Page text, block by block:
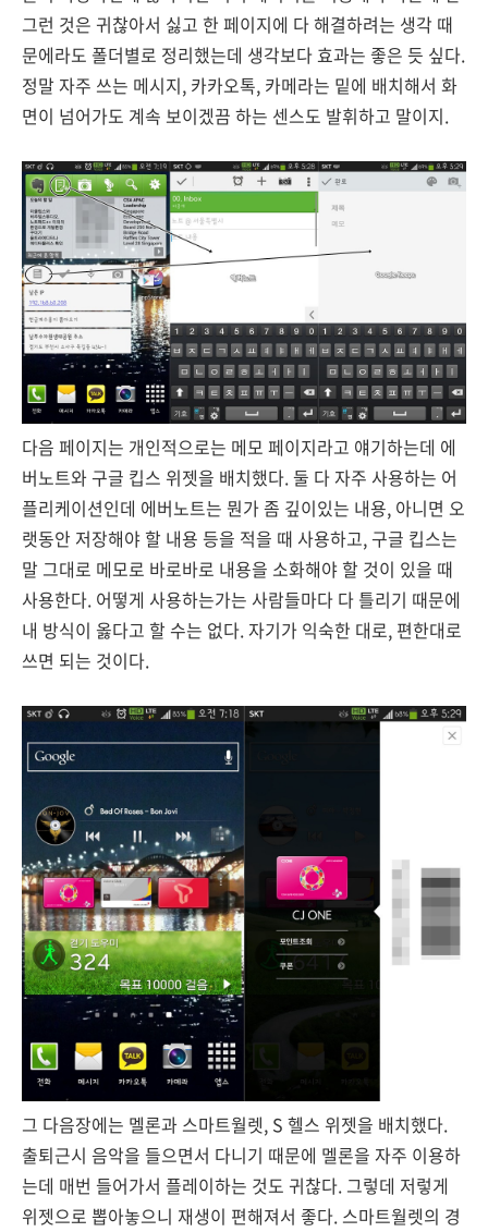
그런 것은 귀찮아서 싫고 한 페이지에 다 해결하려는 생각 때
문에라도 폴더별로 정리했는데 생각보다 효과는 좋은 듯 싶다.
정말 자주 쓰는 메시지, 카카오톡, 카메라는 밑에 배치해서 화
면이 넘어가도 계속 보이겠끔 하는 센스도 발휘하고 말이지.
다음 페이지는 개인적으로는 메모 페이지라고 얘기하는데 에
버노트와 구글 킵스 위젯을 배치했다. 둘 다 자주 사용하는 어
플리케이션인데 에버노트는 뭔가 좀 깊이있는 내용, 아니면 오
랫동안 저장해야 할 내용 등을 적을 때 사용하고, 구글 킵스는
말 그대로 메모로 바로바로 내용을 소화해야 할 것이 있을 때
사용한다. 어떻게 사용하는가는 사람들마다 다 틀리기 때문에
내 방식이 옳다고 할 수는 없다. 자기가 익숙한 대로, 편한대로
쓰면 되는 것이다.
그 다음장에는 멜론과 스마트월렛, S 헬스 위젯을 배치했다.
출퇴근시 음악을 들으면서 다니기 때문에 멜론을 자주 이용하
는데 매번 들어가서 플레이하는 것도 귀찮다. 그렇데 저렇게
위젯으로 뽑아놓으니 재생이 편해져서 좋다. 스마트월렛의 경